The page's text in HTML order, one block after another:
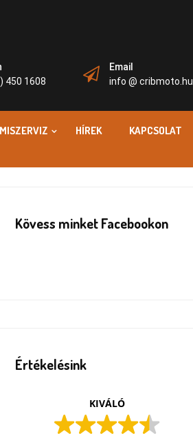
450 1608
Email
info @ cribmoto.hu
HÍREK KAPCSOLAT
Kövess minket Facebookon
Értékelésink
KIVÁLÓ